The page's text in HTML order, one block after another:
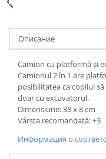
Oписание
Camion cu platformă și
Camionul 2 în 1 are
posibilitatea ca copilul
doar cu excavatorul.
Dimensiune: 38 x 8 cm
Vârsta recomandată: +3
Информация о